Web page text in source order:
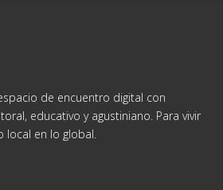
de encuentro digital con
educativo y agustiniano. Para vivir
local en lo global.